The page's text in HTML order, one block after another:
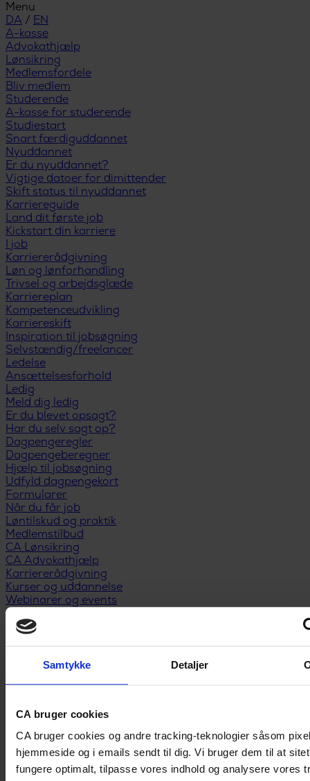
Samtykke Detaljer
CA bruger cookies
CA bruger cookies og andre tracking-teknologier såsom
hjemmeside og i emails sendt til dig. Vi bruger dem til at
fungere optimalt, tilpasse vores indhold og analysere vores
Menu
DA / EN
A-kasse
Advokathjælp
Lønsikring
Medlemsfordele
Bliv medlem
Studerende
A-kasse for studerende
Studiestart
Snart færdiguddannet
Nyuddannet
Er du nyuddannet?
Vigtige datoer for dimittender
Skift status til nyuddannet
Karriereguide
Land dit første job
Kickstart din karriere
I job
Karriererådgivning
Løn og lønforhandling
Trivsel og arbejdsglæde
Karriereplan
Kompetenceudvikling
Karriereskift
Inspiration til jobsøgning
Selvstændig/freelancer
Ledelse
Ansættelsesforhold
Ledig
Meld dig ledig
Er du blevet opsagt?
Har du selv sagt op?
Dagpengeregler
Dagpengeberegner
Hjælp til jobsøgning
Udfyld dagpengekort
Formularer
Når du får job
Løntilskud og praktik
Medlemstilbud
CA Lønsikring
CA Advokathjælp
Karriererådgivning
Kurser og uddannelse
Webinarer og events
Medlemsfordele
Privatøkonomi